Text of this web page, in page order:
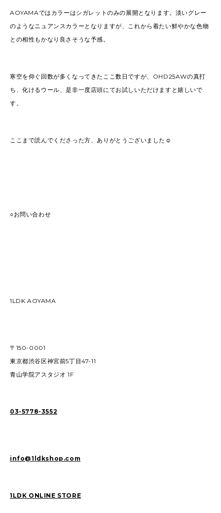
AOYAMAではカラーはシガレットのみの展開となります。淡いグレー
のようなニュアンスカラーとなりますが、これから着たい鮮やかな色物
との相性もかなり良さそうな予感。
寒空を仰ぐ回数が多くなってきたここ数日ですが、OHD25AWの真打
ち、化けるウール、是非一度店頭にてお試しいただけますと嬉しいで
す。
ここまで読んでくださった方、ありがとうございました☺︎
○お問い合わせ
1LDK AOYAMA
〒150-0001
東京都渋谷区神宮前5丁目47-11
青山学院アスタジオ 1F
03-5778-3552
info@1ldkshop.com
1LDK ONLINE STORE